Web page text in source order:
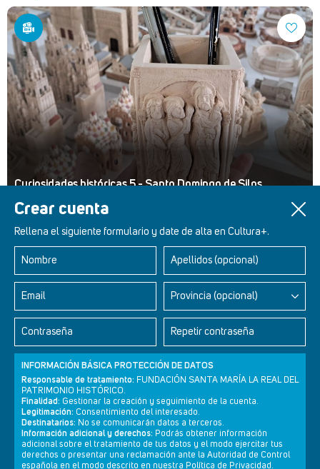
Crear cuenta
Rellena el siguiente formulario y date de alta en Cultura+.
Nombre Apellidos (opcional)
Email Provincia (opcional)
Contraseña Repetir contraseña
INFORMACIÓN BÁSICA PROTECCIÓN DE DATOS
Responsable de tratamiento: FUNDACIÓN SANTA MARÍA LA REAL DEL
PATRIMONIO HISTÓRICO.
Finalidad: Gestionar la creación y seguimiento de la cuenta.
Legitimación: Consentimiento del interesado.
Destinatarios: No se comunicarán datos a terceros.
Información adicional y derechos: Podrás obtener información
adicional sobre el tratamiento de tus datos y el modo ejercitar tus
derechos o presentar una reclamación ante la Autoridad de Control
española en el modo descrito en nuestra Política de Privacidad.
Curiosidades históricas 5 - Santo Domingo de Silos
Retablos Renacentistas Este de León
Newsletter Aviso legal Política de privacidad Política de cookies